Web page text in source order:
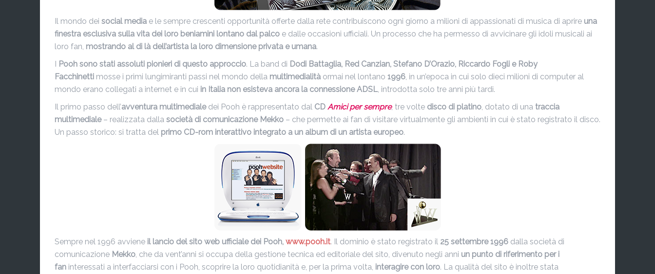
Il mondo dei social media e le sempre crescenti opportunità offerte dalla rete contribuiscono ogni giorno a milioni di appassionati di musica di aprire una
finestra esclusiva sulla vita dei loro beniamini lontano dal palco e dalle occasioni ufficiali. Un processo che ha permesso di avvicinare gli idoli musicali ai
loro fan, mostrando al di là dell’artista la loro dimensione privata e umana.
Pooh sono stati assoluti pionieri di questo approccio. La band di Dodi Battaglia, Red Canzian, Stefano D’Orazio, Riccardo Fogli e Roby
Facchinetti mosse i primi lungimiranti passi nel mondo della multimedialità ormai nel lontano 1996, in un’epoca in cui solo dieci milioni di computer al
mondo erano collegati a internet e in cui in Italia non esisteva ancora la connessione ADSL, introdotta solo tre anni più tardi.
Il primo passo dell’avventura multimediale dei Pooh è rappresentato dal CD Amici per sempre, tre volte disco di platino, dotato di una traccia
multimediale– realizzata dalla società di comunicazione Mekko – che permette ai fan di visitare virtualmente gli ambienti in cui è stato registrato il disco.
Un passo storico: si tratta del primo CD-rom interattivo integrato a un album di un artista europeo.
Sempre nel 1996 avviene il lancio del sito web ufficiale dei Pooh, www.pooh.it. Il dominio è stato registrato il 25 settembre 1996 dalla società di
comunicazione Mekko, che da vent’anni si occupa della gestione tecnica ed editoriale del sito, divenuto negli anni un punto di riferimento per i
fan interessati a interfacciarsi con i Pooh, scoprire la loro quotidianità e, per la prima volta, interagire con loro. La qualità del sito è inoltre stata